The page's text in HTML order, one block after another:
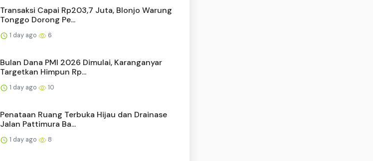
Transaksi Capai Rp203,7 Juta, Blonjo Warung
Tonggo Dorong Pe...
1 day ago 6
Bulan Dana PMI 2026 Dimulai, Karanganyar
Targetkan Himpun Rp...
1 day ago 10
Penataan Ruang Terbuka Hijau dan Drainase
Jalan Pattimura Ba...
1 day ago 8